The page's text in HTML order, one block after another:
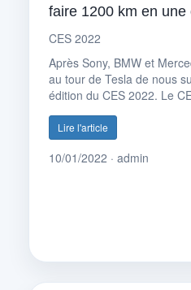
faire 1200 km en une
CES 2022
Après Sony, BMW et
au tour de Tesla de nous
édition du CES 2022. Le
Lire l'article
10/01/2022 · admin